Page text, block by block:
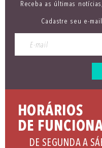
Receba as últimas
Cadastre seu e-
HORÁRIOS
DE
DE SEGUNDA A